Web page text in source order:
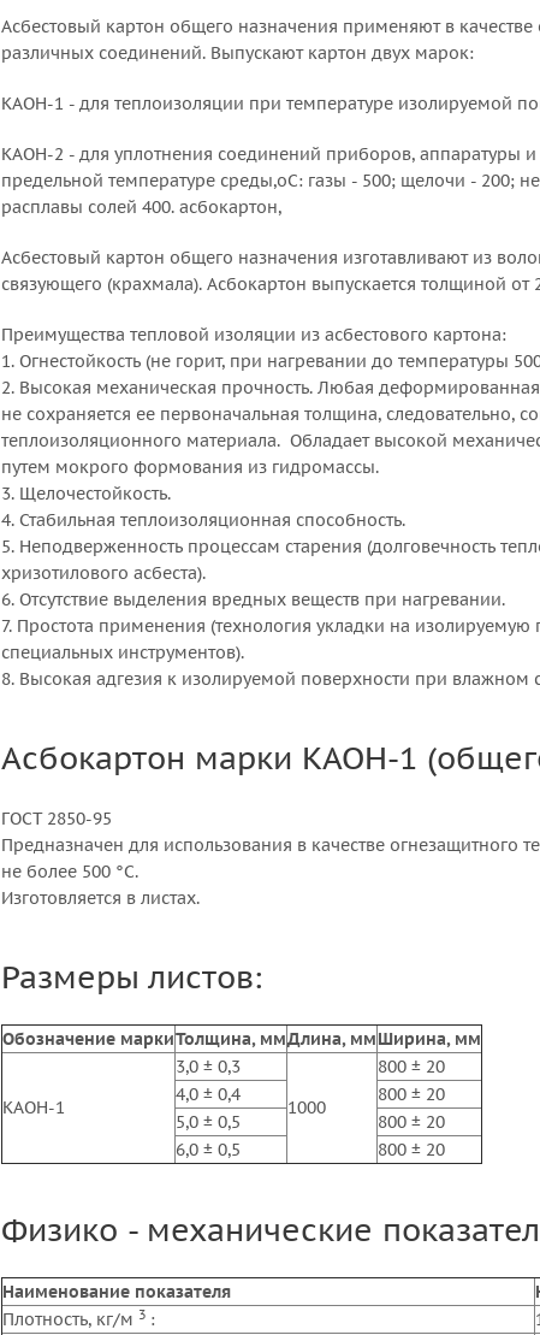
Асбестовый картон общего назначения применяют в
различных соединений. Выпускают картон двух марок:
КАОН-1 - для теплоизоляции при температуре изолируемой
КАОН-2 - для уплотнения соединений приборов,
предельной температуре среды,oС: газы - 500; щелочи - 200;
расплавы солей 400. асбокартон,
Асбестовый картон общего назначения изготавливают из
связующего (крахмала). Асбокартон выпускается толщиной
Преимущества тепловой изоляции из асбестового картона:
1. Огнестойкость (не горит, при нагревании до температуры
2. Высокая механическая прочность. Любая
не сохраняется ее первоначальная толщина, следовательно,
теплоизоляционного материала. Обладает высокой
путем мокрого формования из гидромассы.
3. Щелочестойкость.
4. Стабильная теплоизоляционная способность.
5. Неподверженность процессам старения (долговечность
хризотилового асбеста).
6. Отсутствие выделения вредных веществ при нагревании.
7. Простота применения (технология укладки на
специальных инструментов).
8. Высокая адгезия к изолируемой поверхности при влажном
Асбокартон марки КАОН-1
ГОСТ 2850-95
Предназначен для использования в качестве
не более 500 °С.
Изготовляется в листах.
Размеры листов:
Обозначение маркиТолщина, ммДлина, ммШирина, мм
КАОН-1
3,0 ± 0,3
1000
800 ± 20
4,0 ± 0,4
800 ± 20
5,0 ± 0,5
800 ± 20
6,0 ± 0,5
800 ± 20
Физико - механические
Наименование показателя
Плотность, кг/м 3 :